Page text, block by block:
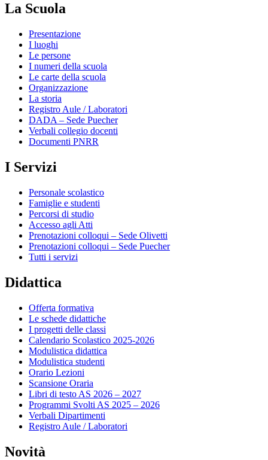
La Scuola
Presentazione
I luoghi
Le persone
I numeri della scuola
Le carte della scuola
Organizzazione
La storia
Registro Aule / Laboratori
DADA – Sede Puecher
Verbali collegio docenti
Documenti PNRR
I Servizi
Personale scolastico
Famiglie e studenti
Percorsi di studio
Accesso agli Atti
Prenotazioni colloqui – Sede Olivetti
Prenotazioni colloqui – Sede Puecher
Tutti i servizi
Didattica
Offerta formativa
Le schede didattiche
I progetti delle classi
Calendario Scolastico 2025-2026
Modulistica didattica
Modulistica studenti
Orario Lezioni
Scansione Oraria
Libri di testo AS 2026 – 2027
Programmi Svolti AS 2025 – 2026
Verbali Dipartimenti
Registro Aule / Laboratori
Novità